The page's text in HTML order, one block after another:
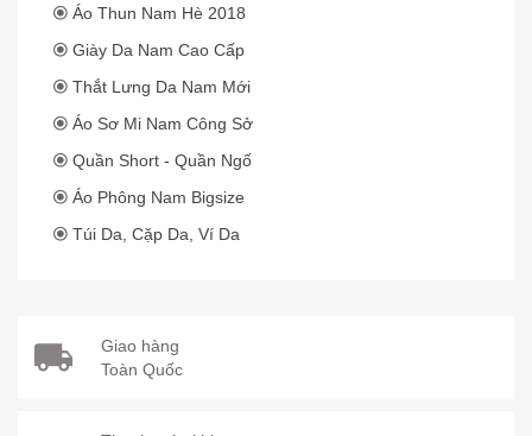
Áo Thun Nam Hè 2018
Giày Da Nam Cao Cấp
Thắt Lưng Da Nam Mới
Áo Sơ Mi Nam Công Sở
Quần Short - Quần Ngố
Áo Phông Nam Bigsize
Túi Da, Cặp Da, Ví Da
Giao hàng
Toàn Quốc